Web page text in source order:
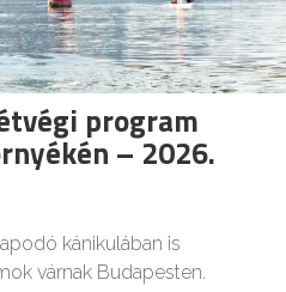
program
– 2026.
kánikulában is
várnak Budapesten.